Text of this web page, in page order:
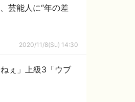
芸能人に“年の差
2020/11/8(Su) 14:30
ぇ」上級3「ウブ